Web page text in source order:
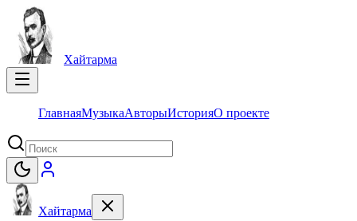
Хайтарма
ГлавнаяМузыкаАвторыИсторияО проекте
Хайтарма